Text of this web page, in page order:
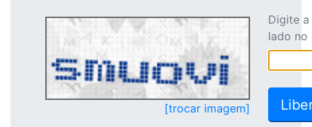
[trocar imagem]
Digite
lado no